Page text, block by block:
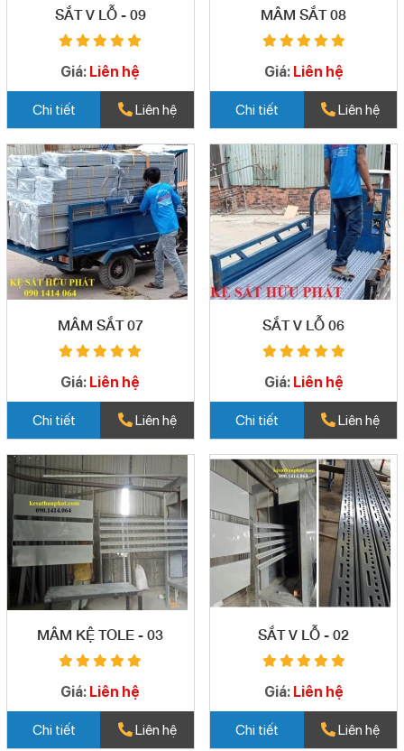
SẮT V LỖ - 09
Giá: Liên hệ
Chi tiết Liên hệ
MÂM SẮT 08
Giá: Liên hệ
Chi tiết Liên hệ
MÂM SẮT 07
Giá: Liên hệ
Chi tiết Liên hệ
SẮT V LỖ 06
Giá: Liên hệ
Chi tiết Liên hệ
MÂM KỆ TOLE - 03
Giá: Liên hệ
Chi tiết Liên hệ
SẮT V LỖ - 02
Giá: Liên hệ
Chi tiết Liên hệ